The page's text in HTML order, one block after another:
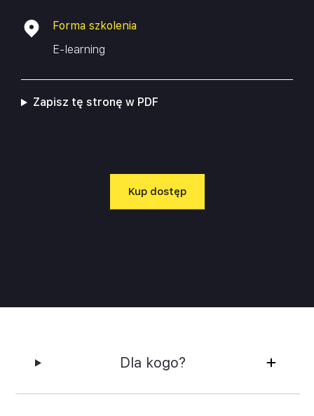
Forma szkolenia
E-learning
Zapisz tę stronę w PDF
Kup dostęp
Dla kogo?